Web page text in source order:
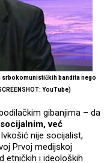
bandita nego
YouTube)
gibanjima – da
već
nije socijalist,
Prvoj medijskoj
etničkih i ideoloških